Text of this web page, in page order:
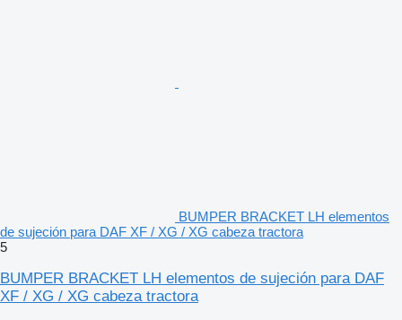
BUMPER BRACKET LH elementos
de sujeción para DAF XF / XG / XG cabeza tractora
5
BUMPER BRACKET LH elementos de sujeción para DAF
XF / XG / XG cabeza tractora